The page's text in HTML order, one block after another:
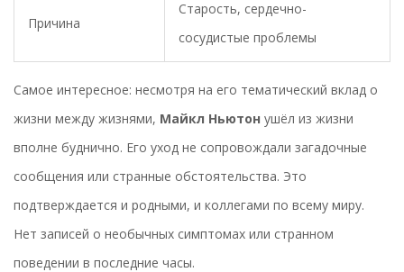
Причина
Старость, сердечно-
сосудистые проблемы
Самое интересное: несмотря на его тематический вклад о
жизни между жизнями, Майкл Ньютон ушёл из жизни
вполне буднично. Его уход не сопровождали загадочные
сообщения или странные обстоятельства. Это
подтверждается и родными, и коллегами по всему миру.
Нет записей о необычных симптомах или странном
поведении в последние часы.